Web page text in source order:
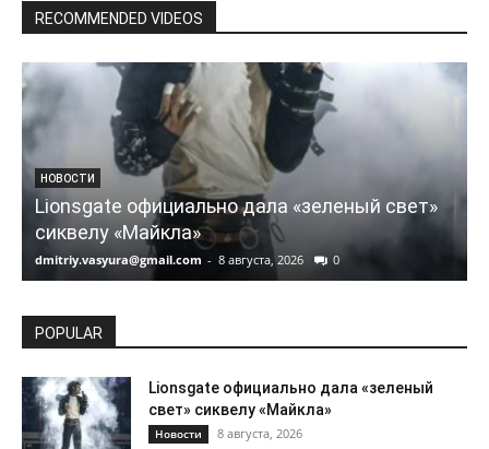
RECOMMENDED VIDEOS
НОВОСТИ
Lionsgate официально дала «зеленый свет»
сиквелу «Майкла»
dmitriy.vasyura@gmail.com - 8 августа, 2026 0
POPULAR
Lionsgate официально дала «зеленый
свет» сиквелу «Майкла»
Новости 8 августа, 2026